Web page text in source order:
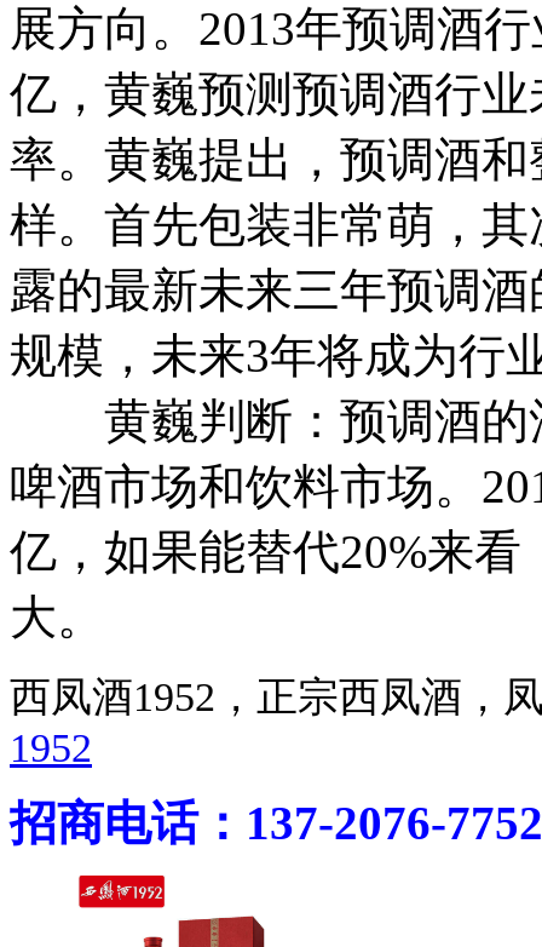
展方向。2013年预调酒
亿，黄巍预测预调酒行
率。黄巍提出，预调酒
样。首先包装非常萌，
露的最新未来三年预调
规模，未来3年将成为行
黄巍判断：预调酒的
啤酒市场和饮料市场。
亿，如果能替代20%来
大。
西凤酒1952，正宗西凤酒
1952
招商电话：137-2076-7752